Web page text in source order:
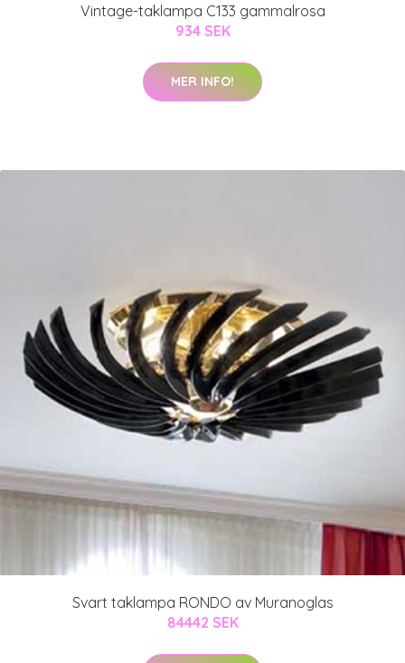
Vintage-taklampa C133 gammalrosa
934 SEK
MER INFO!
Svart taklampa RONDO av Muranoglas
84442 SEK